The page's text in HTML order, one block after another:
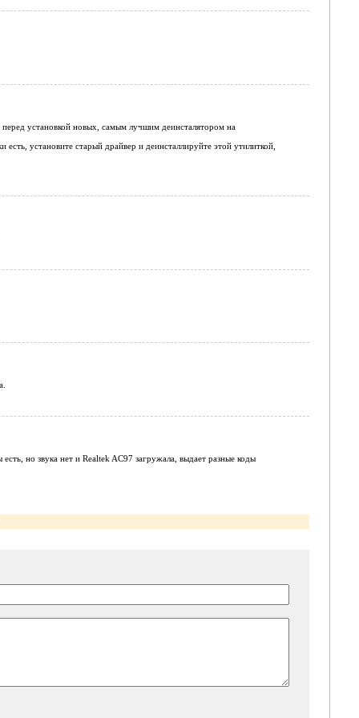
установкой новых, самым лучшим деинсталятором на
установите старый драйвер и деинсталлируйте этой утилиткой,
но звука нет и Realtek AC97 загружала, выдает разные коды